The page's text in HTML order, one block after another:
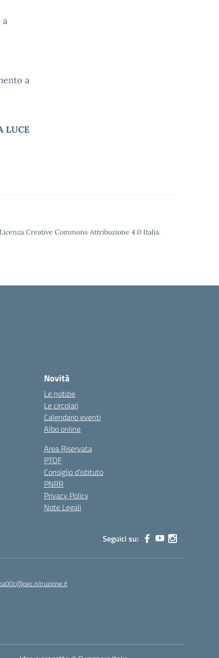
a
a
LUCE
Creative Commons Attribuzione 4.0 Italia.
Novità
Le notizie
Le circolari
Calendario eventi
Albo online
Area Riservata
PTOF
Consiglio d’istituto
PNRR
Privacy Policy
Note Legali
Seguici su: